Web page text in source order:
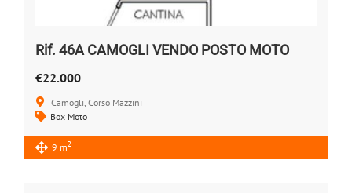
Rif. 46A CAMOGLI VENDO POSTO MOTO
€22.000
Camogli, Corso Mazzini
Box Moto
9 m2